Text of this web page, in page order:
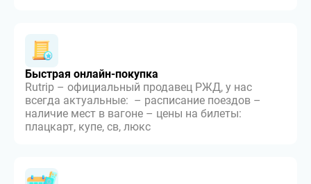
Быстрая онлайн-покупка
Rutrip – официальный продавец РЖД, у нас
всегда актуальные: – расписание поездов –
наличие мест в вагоне – цены на билеты:
плацкарт, купе, св, люкс